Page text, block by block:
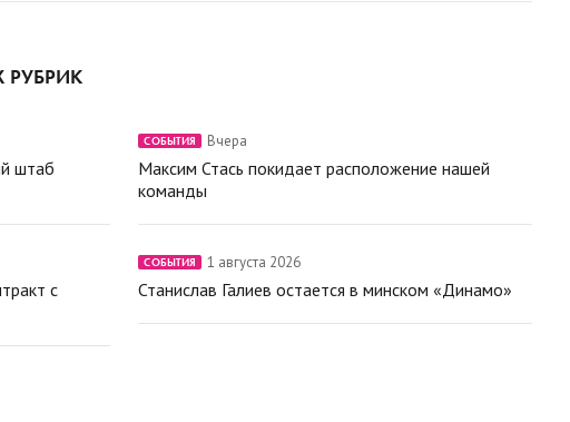
РУБРИК
штаб
СОБЫТИЯ Вчера
Максим Стась покидает расположение нашей
команды
с
СОБЫТИЯ 1 августа 2026
Станислав Галиев остается в минском «Динамо»